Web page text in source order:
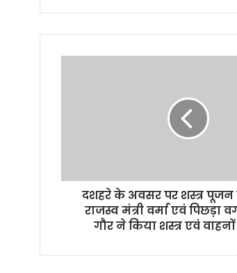
u
r
दशहरे के अवसर पर शस्त्र पूजन
राजस्व मंत्री वर्मा एवं पिछड़ा
गौर ने किया शस्त्र एवं